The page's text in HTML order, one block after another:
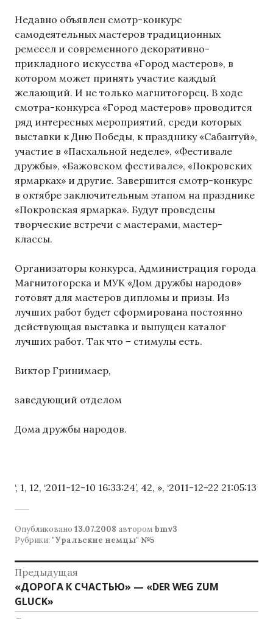
Недавно объявлен смотр-конкурс
самодеятельных мастеров традиционных
ремесел и современного декоративно-
прикладного искусства «Город мастеров», в
котором может принять участие каждый
желающий. И не только магнитогорец. В ходе
смотра-конкурса «Город мастеров» проводится
ряд интересных мероприятий, среди которых
выставки к Дню Победы, к празднику «Сабантуй»,
участие в «Пасхальной неделе», «Фестивале
дружбы», «Бажовском фестивале», «Покровских
ярмарках» и другие. Завершится смотр-конкурс
в октябре заключительным этапом на празднике
«Покровская ярмарка». Будут проведены
творческие встречи с мастерами, мастер-
классы.
Организаторы конкурса, Администрация города
Магнитогорска и МУК «Дом дружбы народов»
готовят для мастеров дипломы и призы. Из
лучших работ будет сформирована постоянно
действующая выставка и выпущен каталог
лучших работ. Так что – стимулы есть.
Виктор Гринимаер,
заведующий отделом
Дома дружбы народов.
‘, 1, 12, ‘2011-12-10 16:33:24’, 42, », ‘2011-12-22 21:05:13
Опубликовано 13.07.2008 автором bmv3
Рубрики: "Уральские немцы" №5
Навигация
по
Предыдущая
Предыдущая
запись:
«ДОРОГА К СЧАСТЬЮ» — «DER WEG ZUM
GLUCK»